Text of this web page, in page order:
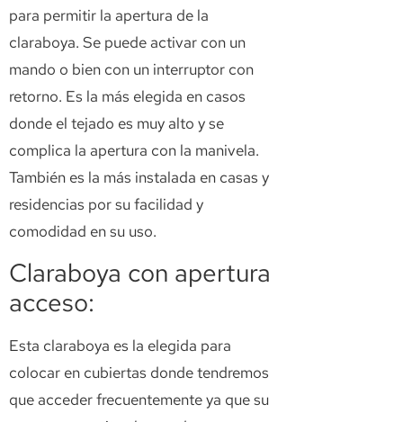
para permitir la apertura de la
claraboya. Se puede activar con un
mando o bien con un interruptor con
retorno. Es la más elegida en casos
donde el tejado es muy alto y se
complica la apertura con la manivela.
También es la más instalada en casas y
residencias por su facilidad y
comodidad en su uso.
Claraboya con apertura
acceso:
Esta claraboya es la elegida para
colocar en cubiertas donde tendremos
que acceder frecuentemente ya que su